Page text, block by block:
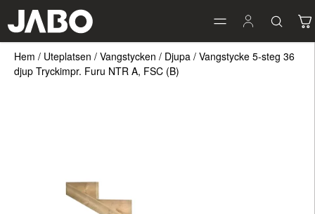
Hem / Uteplatsen / Vangstycken / Djupa / Vangstycke 5-steg 36
djup Tryckimpr. Furu NTR A, FSC (B)